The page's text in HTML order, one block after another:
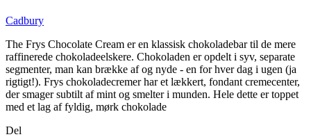
Cadbury
The Frys Chocolate Cream er en klassisk chokoladebar til de mere
raffinerede chokoladeelskere. Chokoladen er opdelt i syv, separate
segmenter, man kan brække af og nyde - en for hver dag i ugen (ja
rigtigt!). Frys chokoladecremer har et lækkert, fondant cremecenter,
der smager subtilt af mint og smelter i munden. Hele dette er toppet
med et lag af fyldig, mørk chokolade
Del